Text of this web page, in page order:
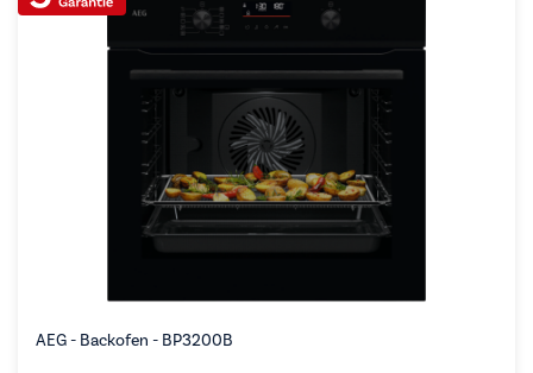
AEG - Backofen - BP3200B